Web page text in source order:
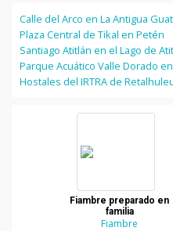
Calle del Arco en La Antigua
Plaza Central de Tikal en Petén
Santiago Atitlán en el Lago de
Parque Acuático Valle Dorado
Hostales del IRTRA de
Fiambre preparado en
familia
Fiambre